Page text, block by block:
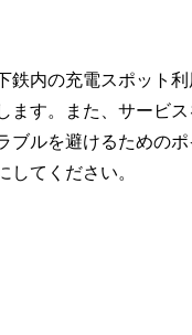
鉄内の充電スポット
ます。また、サービ
ブルを避けるための
してください。